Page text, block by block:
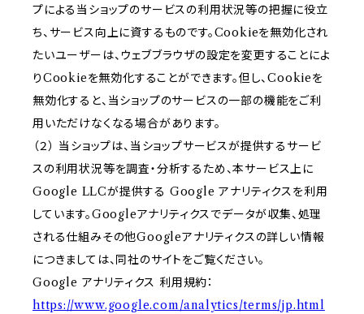
プによる当ショップのサービスの利用状況等の把握に役立
ち、サービス向上に資するものです。Cookieを無効化され
たいユーザーは、ウェブブラウザの設定を変更することによ
りCookieを無効化することができます。但し、Cookieを
無効化すると、当ショップのサービスの一部の機能をご利
用いただけなくなる場合があります。
（２） 当ショップは、当ショップサービスが提供するサービ
スの利用状況等を調査・分析するため、本サービス上に
Google LLCが提供する Google アナリティクスを利用
しています。Googleアナリティクスでデータが収集、処理
される仕組みその他Googleアナリティクスの詳しい情報
につきましては、同社のサイトをご覧ください。
Google アナリティクス 利用規約：
https://www.google.com/analytics/terms/jp.html